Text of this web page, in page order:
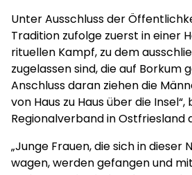
Unter Ausschluss der
Tradition zufolge zuerst in einer
rituellen Kampf, zu dem
zugelassen sind, die auf Borkum
Anschluss daran ziehen die
von Haus zu Haus über die
Regionalverband in Ostfriesland
„Junge Frauen, die sich in dieser
wagen, werden gefangen und